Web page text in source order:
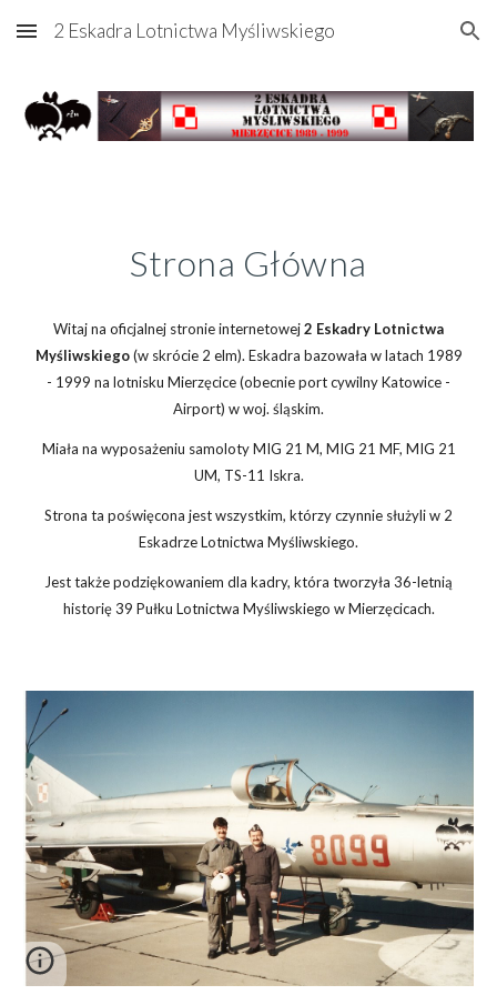
Skip to main content Skip to navigation
2 Eskadra Lotnictwa Myśliwskiego
Strona Główna
Witaj na oficjalnej stronie internetowej2 Eskadry Lotnictwa
Myśliwskiego(w skrócie 2 elm). Eskadra bazowała w latach 1989
- 1999 na lotnisku Mierzęcice (obecnie port cywilny Katowice -
Airport) w woj. śląskim.
Miała na wyposażeniu samoloty MIG 21 M, MIG 21 MF, MIG 21
UM, TS-11 Iskra.
Strona ta poświęcona jest wszystkim, którzy czynnie służyli w 2
Eskadrze Lotnictwa Myśliwskiego.
Jest także podziękowaniem dla kadry, która tworzyła 36-letnią
historię 39 Pułku Lotnictwa Myśliwskiego w Mierzęcicach.